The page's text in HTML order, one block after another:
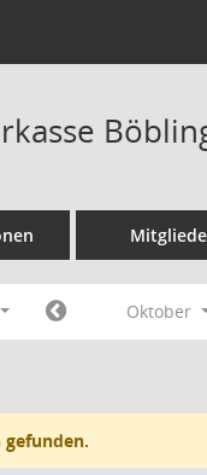
Oktober
gefunden.